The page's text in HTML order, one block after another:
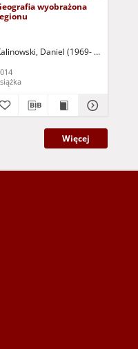
Rybicka, Elżbieta - red.
wyobrażona
Daniel (1969- ) - red.
Więcej